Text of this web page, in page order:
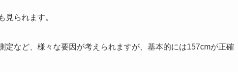
見られます。
定など、様々な要因が考えられますが、基本的には157cmが正確